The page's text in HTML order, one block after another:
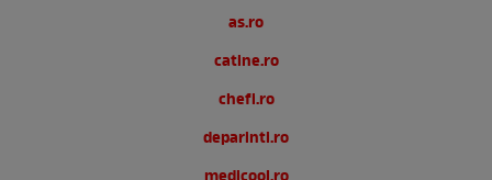
as.ro
catine.ro
chefi.ro
deparinti.ro